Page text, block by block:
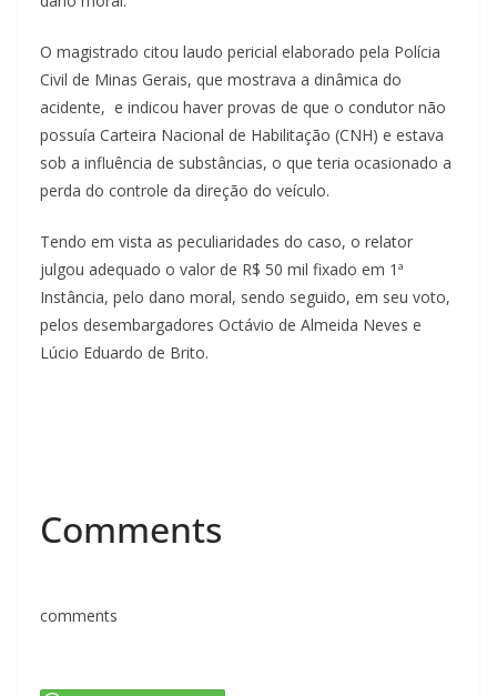
O magistrado citou laudo pericial elaborado pela Polícia
Civil de Minas Gerais, que mostrava a dinâmica do
acidente, e indicou haver provas de que o condutor não
possuía Carteira Nacional de Habilitação (CNH) e estava
sob a influência de substâncias, o que teria ocasionado a
perda do controle da direção do veículo.
Tendo em vista as peculiaridades do caso, o relator
julgou adequado o valor de R$ 50 mil fixado em 1ª
Instância, pelo dano moral, sendo seguido, em seu voto,
pelos desembargadores Octávio de Almeida Neves e
Lúcio Eduardo de Brito.
Comments
comments